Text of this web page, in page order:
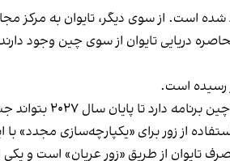
است. از سوی دیگر، تایوان به مرکز
محتمل مانند محاصره دریایی تایوان از
رسیده است.
دارد تا پایان سال ۲۰۲۷ بتواند جنگی را بر سر تایوان آغاز کند و در آن پیروز شود.
از زور برای «یکپارچه‌سازی مجدد»